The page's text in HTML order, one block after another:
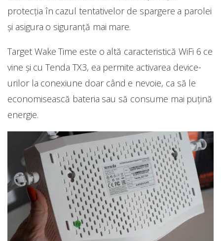
protecția în cazul tentativelor de spargere a parolei
și asigura o siguranță mai mare.
Target Wake Time este o altă caracteristică WiFi 6 ce
vine și cu Tenda TX3, ea permite activarea device-
urilor la conexiune doar când e nevoie, ca să le
economisească bateria sau să consume mai puțină
energie.